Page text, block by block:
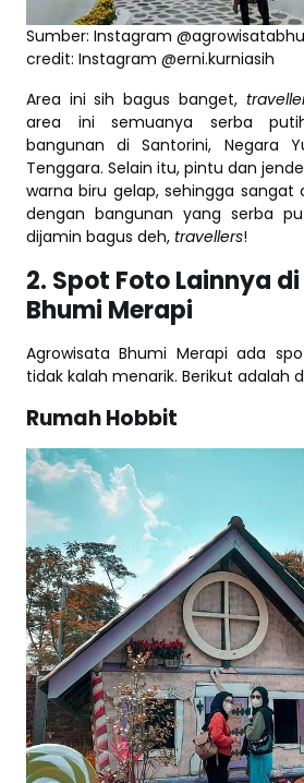
Sumber: Instagram
credit: Instagram @erni.kurniasih
Area ini sih bagus banget,
area ini semuanya serba
bangunan di Santorini, Negara
Tenggara. Selain itu, pintu dan
warna biru gelap, sehingga sangat
dengan bangunan yang serba
dijamin bagus deh, travellers!
2. Spot Foto Lainnya
Bhumi Merapi
Agrowisata Bhumi Merapi ada
tidak kalah menarik. Berikut adalah
Rumah Hobbit